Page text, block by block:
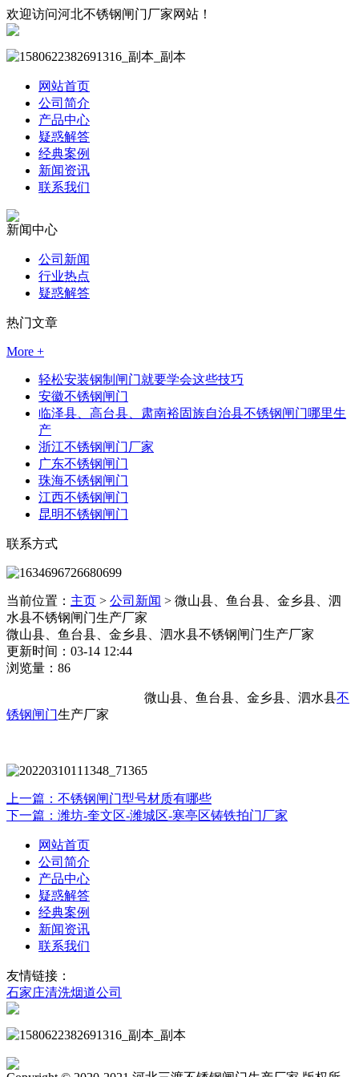
欢迎访问河北不锈钢闸门厂家网站！
网站首页
公司简介
产品中心
疑惑解答
经典案例
新闻资讯
联系我们
新闻中心
公司新闻
行业热点
疑惑解答
热门文章
More +
轻松安装钢制闸门就要学会这些技巧
安徽不锈钢闸门
临泽县、高台县、肃南裕固族自治县不锈钢闸门哪里生
产
浙江不锈钢闸门厂家
广东不锈钢闸门
珠海不锈钢闸门
江西不锈钢闸门
昆明不锈钢闸门
联系方式
当前位置： 主页 > 公司新闻 > 微山县、鱼台县、金乡县、泗
水县不锈钢闸门生产厂家
微山县、鱼台县、金乡县、泗水县不锈钢闸门生产厂家
更新时间：03-14 12:44
浏览量：86
微山县、鱼台县、金乡县、泗水县不
锈钢闸门生产厂家
上一篇：不锈钢闸门型号材质有哪些
下一篇：潍坊-奎文区-潍城区-寒亭区铸铁拍门厂家
网站首页
公司简介
产品中心
疑惑解答
经典案例
新闻资讯
联系我们
友情链接：
石家庄清洗烟道公司